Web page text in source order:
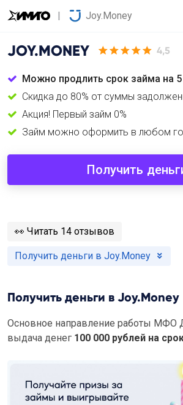
Joy.Money
JOY.MONEY 4,5
Можно продлить срок займа на 5
Cкидка до 80% от суммы
Акция! Первый займ 0%
Займ можно оформить в любом
Получить
️👀 Читать 14 отзывов
Получить деньги в Joy.Money
Получить деньги в Joy.Money
Основное направление работы
выдача денег 100 000 рублей на